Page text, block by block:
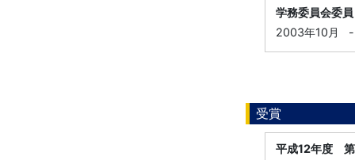
学務委員会委員
2003年10月
-
受賞
平成12年度 第